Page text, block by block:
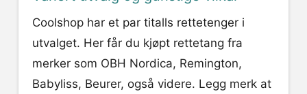
Coolshop har et par titalls rettetenger i
utvalget. Her får du kjøpt rettetang fra
merker som OBH Nordica, Remington,
Babyliss, Beurer, også videre. Legg merk at